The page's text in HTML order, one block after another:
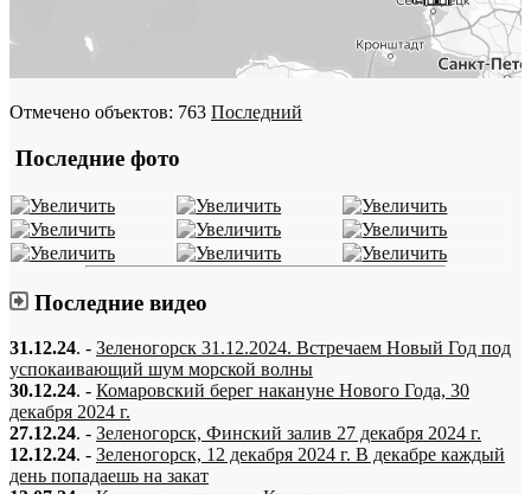
Отмечено объектов: 763 Последний
Последние фото
Последние видео
31.12.24. - Зеленогорск 31.12.2024. Встречаем Новый Год под
успокаивающий шум морской волны
30.12.24. - Комаровский берег накануне Нового Года, 30
декабря 2024 г.
27.12.24. - Зеленогорск, Финский залив 27 декабря 2024 г.
12.12.24. - Зеленогорск, 12 декабря 2024 г. В декабре каждый
день попадаешь на закат